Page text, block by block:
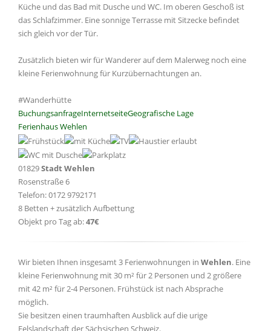
Küche und das Bad mit Dusche und WC. Im oberen Geschoß ist
das Schlafzimmer. Eine sonnige Terrasse mit Sitzecke befindet
sich gleich vor der Tür.
Zusätzlich bieten wir für Wanderer auf dem Malerweg noch eine
kleine Ferienwohnung für Kurzübernachtungen an.
#Wanderhütte
BuchungsanfrageInternetseiteGeografische Lage
Ferienhaus Wehlen
01829Stadt Wehlen
Rosenstraße 6
Telefon: 0172 9792171
8 Betten + zusätzlich Aufbettung
Objekt pro Tag ab:47€
Wir bieten Ihnen insgesamt 3 Ferienwohnungen in Wehlen. Eine
kleine Ferienwohnung mit 30 m² für 2 Personen und 2 größere
mit 42 m² für 2-4 Personen. Frühstück ist nach Absprache
möglich.
Sie besitzen einen traumhaften Ausblick auf die urige
Felslandschaft der Sächsischen Schweiz.